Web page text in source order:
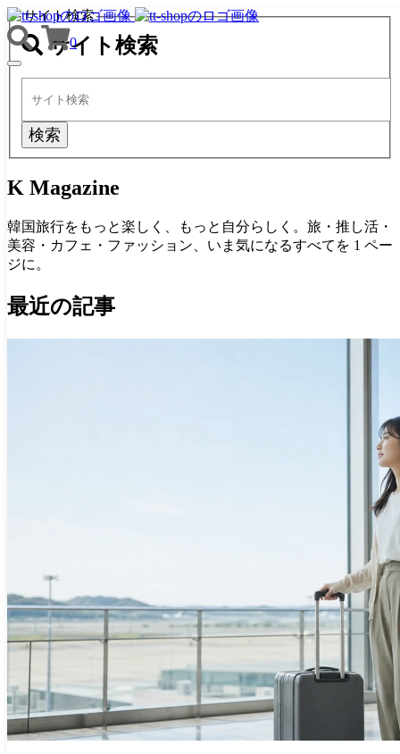
0
TOGGLE
NAVIGATION
サイト検索
サイト検索
検索
K Magazine
韓国旅行をもっと楽しく、もっと自分らしく。旅・推し活・
美容・カフェ・ファッション、いま気になるすべてを 1 ペー
ジに。
最近の記事